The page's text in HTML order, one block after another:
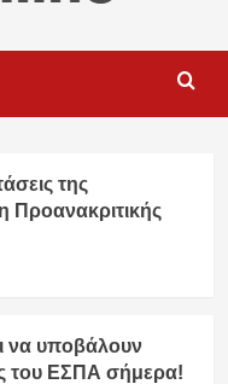
της
Προανακριτικής
να υποβάλουν
του ΕΣΠΑ σήμερα!